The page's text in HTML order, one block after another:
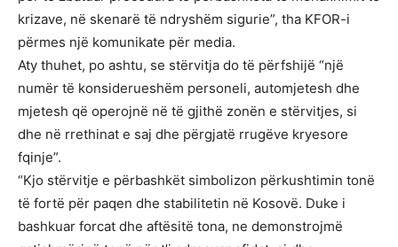
krizave, në skenarë të ndryshëm sigurie”, tha KFOR-i
përmes një komunikate për media.
Aty thuhet, po ashtu, se stërvitja do të përfshijë “një
numër të konsiderueshëm personeli, automjetesh dhe
mjetesh që operojnë në të gjithë zonën e stërvitjes, si
dhe në rrethinat e saj dhe përgjatë rrugëve kryesore
fqinje”.
“Kjo stërvitje e përbashkët simbolizon përkushtimin tonë
të fortë për paqen dhe stabilitetin në Kosovë. Duke i
bashkuar forcat dhe aftësitë tona, ne demonstrojmë